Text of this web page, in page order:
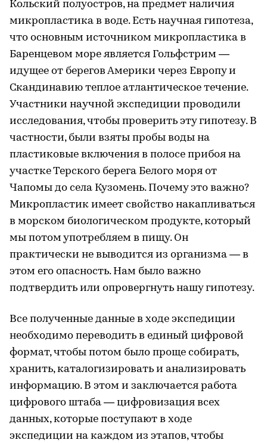
Кольский полуостров, на предмет наличия
микропластика в воде. Есть научная гипотеза,
что основным источником микропластика в
Баренцевом море является Гольфстрим —
идущее от берегов Америки через Европу и
Скандинавию теплое атлантическое течение.
Участники научной экспедиции проводили
исследования, чтобы проверить эту гипотезу. В
частности, были взяты пробы воды на
пластиковые включения в полосе прибоя на
участке Терского берега Белого моря от
Чапомы до села Кузомень. Почему это важно?
Микропластик имеет свойство накапливаться
в морском биологическом продукте, который
мы потом употребляем в пищу. Он
практически не выводится из организма — в
этом его опасность. Нам было важно
подтвердить или опровергнуть нашу гипотезу.
Все полученные данные в ходе экспедиции
необходимо переводить в единый цифровой
формат, чтобы потом было проще собирать,
хранить, каталогизировать и анализировать
информацию. В этом и заключается работа
цифрового штаба — цифровизация всех
данных, которые поступают в ходе
экспедиции на каждом из этапов, чтобы